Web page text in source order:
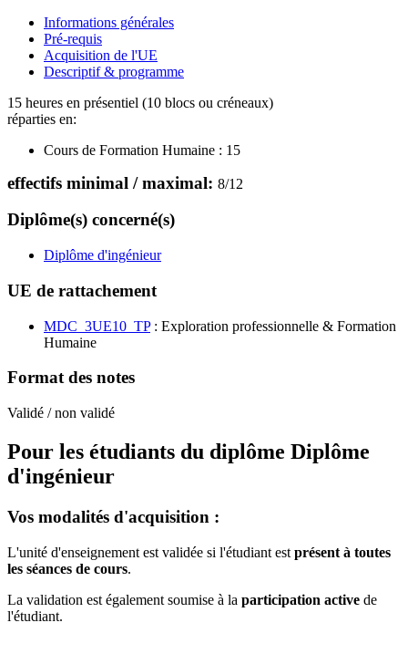
Informations générales
Pré-requis
Acquisition de l'UE
Descriptif & programme
15 heures en présentiel (10 blocs ou créneaux)
réparties en:
Cours de Formation Humaine : 15
effectifs minimal / maximal: 8/12
Diplôme(s) concerné(s)
Diplôme d'ingénieur
UE de rattachement
MDC_3UE10_TP: Exploration professionnelle & Formation
Humaine
Format des notes
Validé / non validé
Pour les étudiants du diplôme Diplôme
d'ingénieur
Vos modalités d'acquisition :
L'unité d'enseignement est validée si l'étudiant est présent à toutes
les séances de cours.
La validation est également soumise à la participation active de
l'étudiant.